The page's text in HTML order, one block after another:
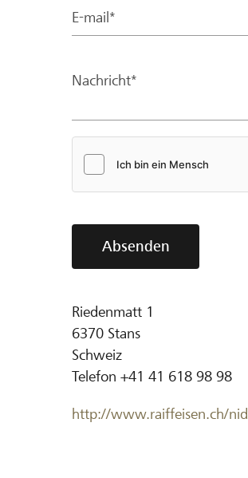
E-mail*
Nachricht*
Absenden
Riedenmatt 1
6370 Stans
Schweiz
Telefon +41 41 618 98 98
http://www.raiffeisen.ch/